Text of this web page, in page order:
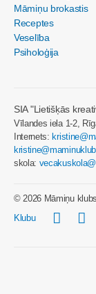
Māmiņu brokastis
Receptes
Veselība
Psiholoģija
SIA "Lietišķās
Vīlandes iela 1-2,
Internets:
skola:
© 2026 Māmiņu klubs
Klubu